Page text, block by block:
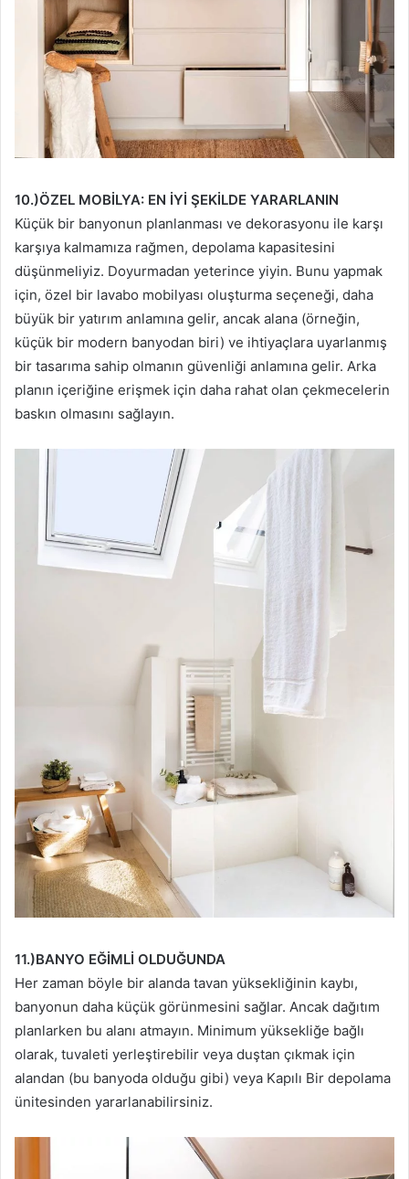
10.)ÖZEL MOBİLYA: EN İYİ ŞEKİLDE YARARLANIN
Küçük bir banyonun planlanması ve dekorasyonu ile karşı
karşıya kalmamıza rağmen, depolama kapasitesini
düşünmeliyiz. Doyurmadan yeterince yiyin. Bunu yapmak
için, özel bir lavabo mobilyası oluşturma seçeneği, daha
büyük bir yatırım anlamına gelir, ancak alana (örneğin,
küçük bir modern banyodan biri) ve ihtiyaçlara uyarlanmış
bir tasarıma sahip olmanın güvenliği anlamına gelir. Arka
planın içeriğine erişmek için daha rahat olan çekmecelerin
baskın olmasını sağlayın.
11.)BANYO EĞİMLİ OLDUĞUNDA
Her zaman böyle bir alanda tavan yüksekliğinin kaybı,
banyonun daha küçük görünmesini sağlar. Ancak dağıtım
planlarken bu alanı atmayın. Minimum yüksekliğe bağlı
olarak, tuvaleti yerleştirebilir veya duştan çıkmak için
alandan (bu banyoda olduğu gibi) veya Kapılı Bir depolama
ünitesinden yararlanabilirsiniz.